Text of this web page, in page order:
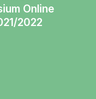
Online
2022